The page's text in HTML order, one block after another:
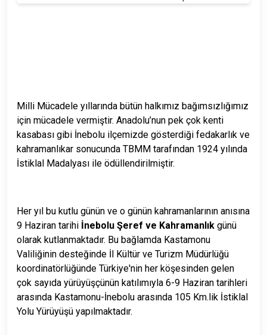
Milli Mücadele yıllarında bütün halkımız bağımsızlığımız
için mücadele vermiştir. Anadolu’nun pek çok kenti
kasabası gibi İnebolu ilçemizde gösterdiği fedakarlık ve
kahramanlıkar sonucunda TBMM tarafından 1924 yılında
İstiklal Madalyası ile ödüllendirilmiştir.
Her yıl bu kutlu günün ve o günün kahramanlarının anısına
9 Haziran tarihi İnebolu Şeref ve Kahramanlık günü
olarak kutlanmaktadır. Bu bağlamda Kastamonu
Valiliğinin desteğinde İl Kültür ve Turizm Müdürlüğü
koordinatörlüğünde Türkiye'nin her köşesinden gelen
çok sayıda yürüyüşçünün katılımıyla 6-9 Haziran tarihleri
arasında Kastamonu-İnebolu arasında 105 Km.lik İstiklal
Yolu Yürüyüşü yapılmaktadır.